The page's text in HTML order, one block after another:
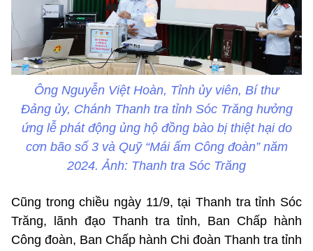
Ông Nguyễn Việt Hoàn, Tỉnh ủy viên, Bí thư
Đảng ủy, Chánh Thanh tra tỉnh Sóc Trăng hưởng
ứng lễ phát động ủng hộ đồng bào bị thiệt hại do
cơn bão số 3 và Quỹ “Mái ấm Công đoàn” năm
2024. Ảnh: Thanh tra Sóc Trăng
Cũng trong chiều ngày 11/9, tại Thanh tra tỉnh Sóc
Trăng, lãnh đạo Thanh tra tỉnh, Ban Chấp hành
Công đoàn, Ban Chấp hành Chi đoàn Thanh tra tỉnh